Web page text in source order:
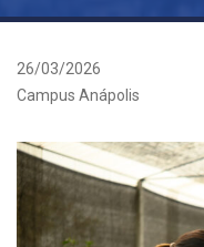
26/03/2026
Campus Anápolis